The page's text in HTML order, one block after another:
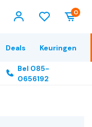
0
Deals Keuringen
Bel 085-
0656192